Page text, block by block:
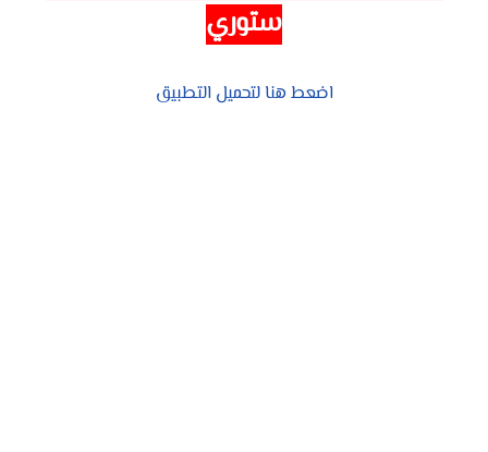
ستوري
اضعط هنا لتحميل التطبيق